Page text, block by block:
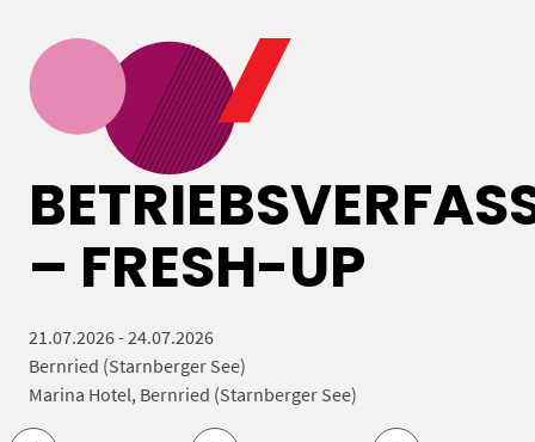
– FRESH-UP
21.07.2026 - 24.07.2026
Bernried (Starnberger See)
Marina Hotel, Bernried (Starnberger See)